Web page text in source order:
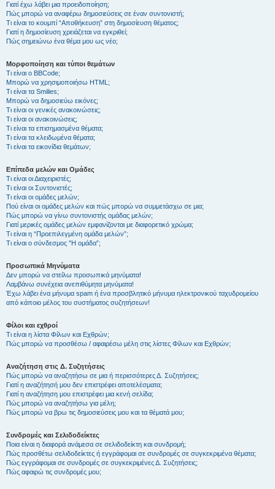
Γιατί έχω λάβει μια προειδοποίηση;
Πώς μπορώ να αναφέρω δημοσιεύσεις σε έναν συντονιστή;
Τι είναι το κουμπί “Αποθήκευση” στη δημοσίευση θέματος;
Γιατί η δημοσίευση χρειάζεται να εγκριθεί;
Πώς σημειώνω ένα θέμα μου ως νέο;
Μορφοποίηση και τύποι θεμάτων
Τι είναι ο BBCode;
Μπορώ να χρησιμοποιήσω HTML;
Τι είναι τα Smilies;
Μπορώ να δημοσιεύω εικόνες;
Τι είναι οι γενικές ανακοινώσεις;
Τι είναι οι ανακοινώσεις;
Τι είναι τα επισημασμένα θέματα;
Τι είναι τα κλειδωμένα θέματα;
Τι είναι τα εικονίδια θεμάτων;
Επίπεδα μελών και Ομάδες
Τι είναι οι Διαχειριστές;
Τι είναι οι Συντονιστές;
Τι είναι οι ομάδες μελών;
Πού είναι οι ομάδες μελών και πώς μπορώ να συμμετάσχω σε μια;
Πώς μπορώ να γίνω συντονιστής ομάδας μελών;
Γιατί μερικές ομάδες μελών εμφανίζονται με διαφορετικό χρώμα;
Τι είναι η “Προεπιλεγμένη ομάδα μελών”;
Τι είναι ο σύνδεσμος "Η ομάδα”;
Προσωπικά Μηνύματα
Δεν μπορώ να στείλω προσωπικά μηνύματα!
Λαμβάνω συνέχεια ανεπιθύμητα μηνύματα!
Έχω λάβει ένα μήνυμα spam ή ένα προσβλητικό μήνυμα ηλεκτρονικού ταχυδρομείου
από κάποιο μέλος του συστήματος συζητήσεων!
Φίλοι και εχθροί
Τι είναι η λίστα Φίλων και Εχθρών;
Πώς μπορώ να προσθέσω / αφαιρέσω μέλη στις λίστες Φίλων και Εχθρών;
Αναζήτηση στις Δ. Συζητήσεις
Πώς μπορώ να αναζητήσω σε μια ή περισσότερες Δ. Συζητήσεις;
Γιατί η αναζήτησή μου δεν επιστρέφει αποτελέσματα;
Γιατί η αναζήτηση μου επιστρέφει μια κενή σελίδα;
Πώς μπορώ να αναζητήσω για μέλη;
Πώς μπορώ να βρω τις δημοσιεύσεις μου και τα θέματά μου;
Συνδρομές και Σελιδοδείκτες
Ποια είναι η διαφορά ανάμεσα σε σελιδοδείκτη και συνδρομή;
Πώς προσθέτω σελιδοδείκτες ή εγγράφομαι σε συνδρομές σε συγκεκριμένα θέματα;
Πώς εγγράφομαι σε συνδρομές σε συγκεκριμένες Δ. Συζητήσεις;
Πώς αφαιρώ τις συνδρομές μου;